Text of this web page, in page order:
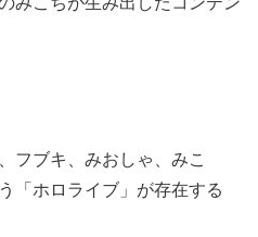
フブキ、みおしゃ、みこ
「ホロライブ」が存在する